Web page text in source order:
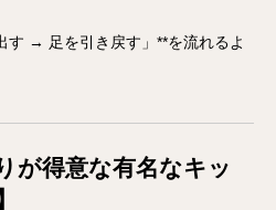
→ 足を引き戻す」**を流れるよ
が得意な有名なキッ